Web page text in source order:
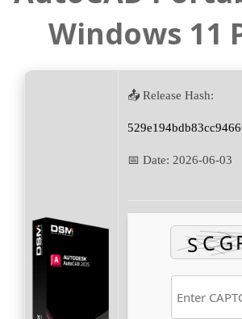
Windows 11
📤 Release Hash:
📅 Date: 2026-06-03